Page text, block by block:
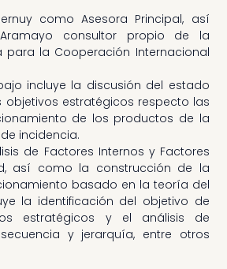
como Asesora Principal, así
consultor propio de la
para la Cooperación Internacional
incluye la discusión del estado
objetivos estratégicos respecto las
de los productos de la
incidencia.
de Factores Internos y Factores
así como la construcción de la
basado en la teoría del
la identificación del objetivo de
estratégicos y el análisis de
y jerarquía, entre otros